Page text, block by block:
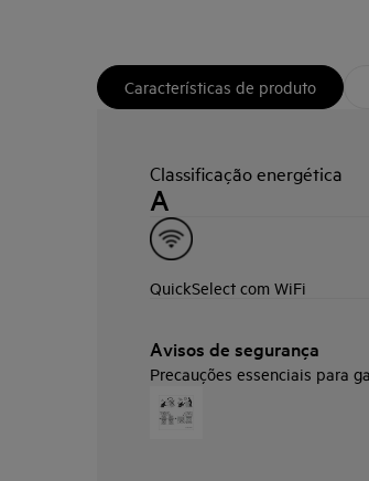
Características de produto
Classificação energética
A
QuickSelect com WiFi
Avisos de segurança
Precauções essenciais para